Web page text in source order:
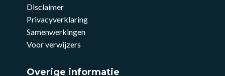
Disclaimer
Privacyverklaring
Samenwerkingen
Voor verwijzers
Overige informatie